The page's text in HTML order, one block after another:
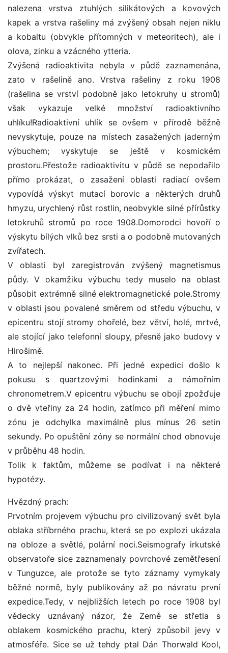
nalezena vrstva ztuhlých silikátových a kovových
kapek a vrstva rašeliny má zvýšený obsah nejen niklu
a kobaltu (obvykle přítomných v meteoritech), ale i
olova, zinku a vzácného ytteria.
Zvýšená radioaktivita nebyla v půdě zaznamenána,
zato v rašelině ano. Vrstva rašeliny z roku 1908
(rašelina se vrství podobně jako letokruhy u stromů)
však vykazuje velké množství radioaktivního
uhlíku!Radioaktivní uhlík se ovšem v přírodě běžně
nevyskytuje, pouze na místech zasažených jaderným
výbuchem; vyskytuje se ještě v kosmickém
prostoru.Přestože radioaktivitu v půdě se nepodařilo
přímo prokázat, o zasažení oblasti radiací ovšem
vypovídá výskyt mutací borovic a některých druhů
hmyzu, urychlený růst rostlin, neobvykle silné přírůstky
letokruhů stromů po roce 1908.Domorodci hovoří o
výskytu bílých vlků bez srsti a o podobně mutovaných
zvířatech.
V oblasti byl zaregistrován zvýšený magnetismus
půdy. V okamžiku výbuchu tedy muselo na oblast
působit extrémně silné elektromagnetické pole.Stromy
v oblasti jsou povalené směrem od středu výbuchu, v
epicentru stojí stromy ohořelé, bez větví, holé, mrtvé,
ale stojící jako telefonní sloupy, přesně jako budovy v
Hirošimě.
A to nejlepší nakonec. Při jedné expedici došlo k
pokusu s quartzovými hodinkami a námořním
chronometrem.V epicentru výbuchu se obojí zpožďuje
o dvě vteřiny za 24 hodin, zatímco při měření mimo
zónu je odchylka maximálně plus mínus 26 setin
sekundy. Po opuštění zóny se normální chod obnovuje
v průběhu 48 hodin.
Tolik k faktům, můžeme se podívat i na některé
hypotézy.
Hvězdný prach:
Prvotním projevem výbuchu pro civilizovaný svět byla
oblaka stříbrného prachu, která se po explozi ukázala
na obloze a světlé, polární noci.Seismografy irkutské
observatoře sice zaznamenaly povrchové zemětřesení
v Tunguzce, ale protože se tyto záznamy vymykaly
běžné normě, byly publikovány až po návratu první
expedice.Tedy, v nejbližších letech po roce 1908 byl
vědecky uznávaný názor, že Země se střetla s
oblakem kosmického prachu, který způsobil jevy v
atmosféře. Sice se už tehdy ptal Dán Thorwald Kool,